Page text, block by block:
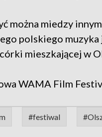
można miedzy
polskiego
mieszkającej w
WAMA Film
#festiwal